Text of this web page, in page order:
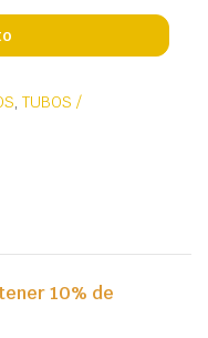
, TUBOS /
10% de